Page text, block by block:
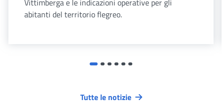
Vittimberga e le indicazioni operative per gli
abitanti del territorio flegreo.
Tutte le notizie